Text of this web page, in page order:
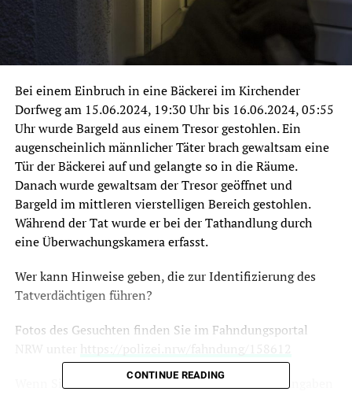
Bei einem Einbruch in eine Bäckerei im Kirchender
Dorfweg am 15.06.2024, 19:30 Uhr bis 16.06.2024, 05:55
Uhr wurde Bargeld aus einem Tresor gestohlen. Ein
augenscheinlich männlicher Täter brach gewaltsam eine
Tür der Bäckerei auf und gelangte so in die Räume.
Danach wurde gewaltsam der Tresor geöffnet und
Bargeld im mittleren vierstelligen Bereich gestohlen.
Während der Tat wurde er bei der Tathandlung durch
eine Überwachungskamera erfasst.
Wer kann Hinweise geben, die zur Identifizierung des
Tatverdächtigen führen?
Fotos des Gesuchten finden Sie im Fahndungsportal
Wenn Sie diese Personen wiedererkennen oder Angaben
CONTINUE READING